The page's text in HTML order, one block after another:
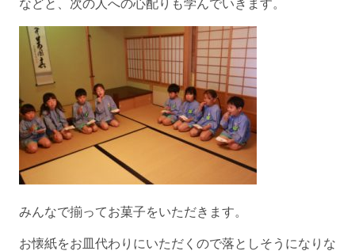
などと、次の人への心配りも学んでいきます。
みんなで揃ってお菓子をいただきます。
お懐紙をお皿代わりにいただくので落としそうになりな